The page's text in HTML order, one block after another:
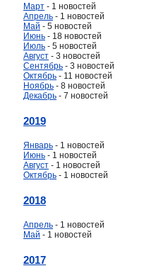
Март - 1 новостей
Апрель - 1 новостей
Май - 5 новостей
Июнь - 18 новостей
Июль - 5 новостей
Август - 3 новостей
Сентябрь - 3 новостей
Октябрь - 11 новостей
Ноябрь - 8 новостей
Декабрь - 7 новостей
2019
Январь - 1 новостей
Июнь - 1 новостей
Август - 1 новостей
Октябрь - 1 новостей
2018
Апрель - 1 новостей
Май - 1 новостей
2017